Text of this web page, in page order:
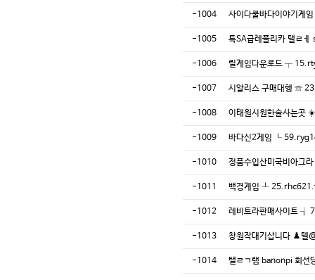
-1004 사이다쿨바다이야기
-1005 특SA급레플리카 탤ㄹ
-1006 릴게임다운로드 ┬
-1007 시알리스 구매대행 ☏
-1008 이태원시원한술사는곳
-1009 바다신2게임 ┖
-1010 정품수입산미국비아그
-1011 백경게임 ┸
-1012 레비트라판매사이트 ┧
-1013 창원작대기삽니다 ♟️텔
-1014 탤ㄹㄱ램 banonpi 회선